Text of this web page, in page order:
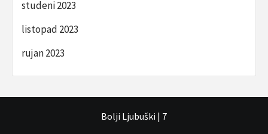
studeni 2023
listopad 2023
rujan 2023
Bolji Ljubuški | 7